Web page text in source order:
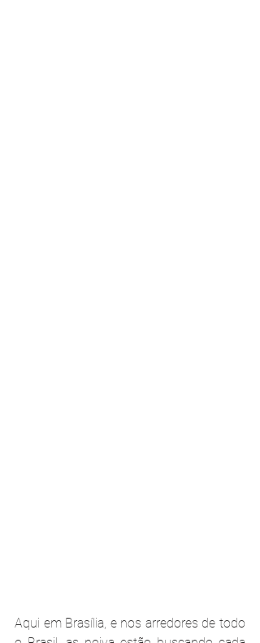
Aqui em Brasília, e nos arredores de todo